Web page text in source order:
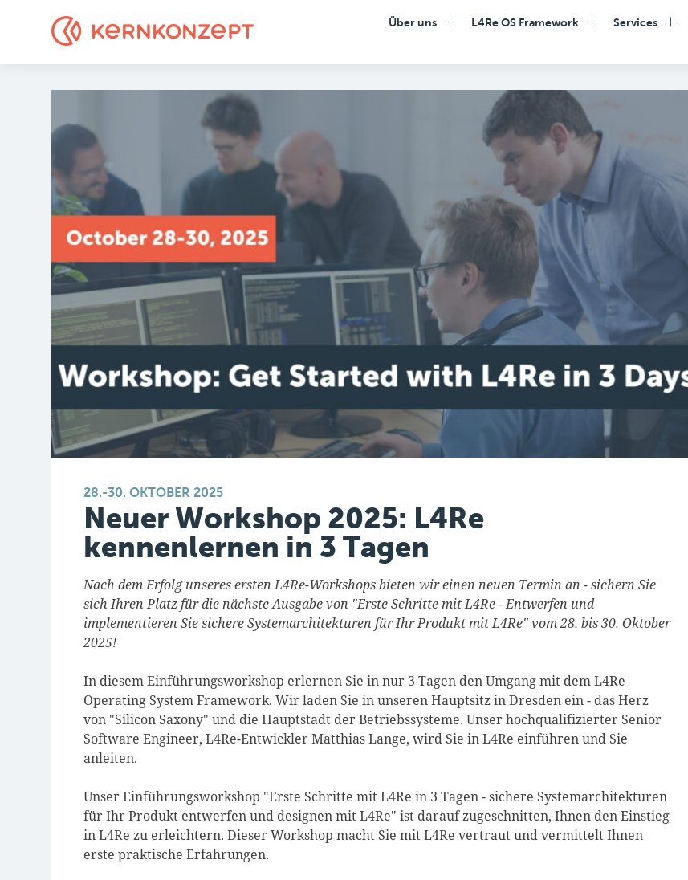
Über uns L4Re OS Framework Services
28.-30. OKTOBER 2025
Neuer Workshop 2025: L4Re
kennenlernen in 3 Tagen
Nach dem Erfolg unseres ersten L4Re-Workshops bieten wir einen neuen Termin an - sichern Sie
sich Ihren Platz für die nächste Ausgabe von "Erste Schritte mit L4Re - Entwerfen und
implementieren Sie sichere Systemarchitekturen für Ihr Produkt mit L4Re" vom 28. bis 30. Oktober
2025!
In diesem Einführungsworkshop erlernen Sie in nur 3 Tagen den Umgang mit dem L4Re
Operating System Framework. Wir laden Sie in unseren Hauptsitz in Dresden ein - das Herz
von "Silicon Saxony" und die Hauptstadt der Betriebssysteme. Unser hochqualifizierter Senior
Software Engineer, L4Re-Entwickler Matthias Lange, wird Sie in L4Re einführen und Sie
anleiten.
Unser Einführungsworkshop "Erste Schritte mit L4Re in 3 Tagen - sichere Systemarchitekturen
für Ihr Produkt entwerfen und designen mit L4Re" ist darauf zugeschnitten, Ihnen den Einstieg
in L4Re zu erleichtern. Dieser Workshop macht Sie mit L4Re vertraut und vermittelt Ihnen
erste praktische Erfahrungen.